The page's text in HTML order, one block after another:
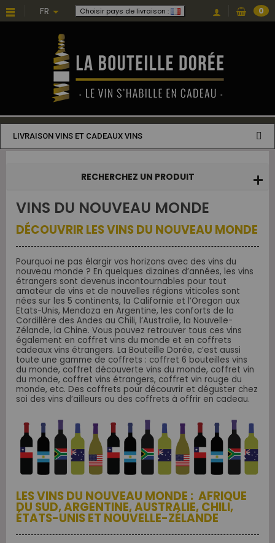
FR Choisir pays de livraison : 0
LIVRAISON VINS ET CADEAUX VINS
RECHERCHEZ UN PRODUIT
VINS DU NOUVEAU MONDE
DÉCOUVRIR LES VINS DU NOUVEAU MONDE
Pourquoi ne pas élargir vos horizons avec des vins du
nouveau monde ? En quelques dizaines d’années, les vins
étrangers sont devenus incontournables pour tout
amateur de vins et de nouvelles régions viticoles sont
nées sur les 5 continents, la Californie et l’Oregon aux
Etats-Unis, Mendoza en Argentine, les conforts de la
Cordillère des Andes au Chili, l’Australie, la Nouvelle-
Zélande, la Chine. Vous pouvez retrouver tous ces vins
également en coffret vins du monde et en coffrets
cadeaux vins étrangers. La Bouteille Dorée, c’est aussi
toute une gamme de coffrets : coffret 6 bouteilles vins
du monde, coffret découverte vins du monde, coffret vin
du monde, coffret vins étrangers, coffret vin rouge du
monde, etc. Des coffrets pour découvrir et déguster chez
soi des vins d’ailleurs ou des coffrets à offrir en cadeau.
LES VINS DU NOUVEAU MONDE : AFRIQUE
DU SUD, ARGENTINE, AUSTRALIE, CHILI,
ÉTATS-UNIS ET NOUVELLE-ZÉLANDE
Choisissez une valeur...